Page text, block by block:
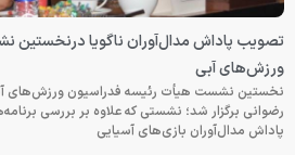
تصویب پاداش مدال‌آوران ناگویا درنخستین
ورزش‌های آبی
نخستین نشست هیأت رئیسه فدراسیون ورزش‌های
رضوانی برگزار شد؛ نشستی که علاوه بر بررسی
پاداش مدال‌آوران بازی‌های آسیایی